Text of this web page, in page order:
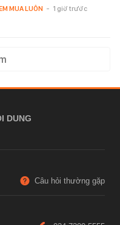
MUA LUÔN - 1 giờ trước
DUNG
Câu hỏi thường gặp